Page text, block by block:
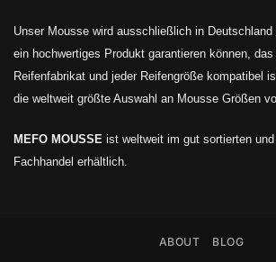
Unser Mousse wird ausschließlich in
ein hochwertiges Produkt garantieren können,
Reifenfabrikat und jeder Reifengröße kompatibel
die weltweit größte Auswahl an Mousse Größen
MEFO MOUSSE ist weltweit im gut sortierten
Fachhandel erhältlich.
ABOUT BLOG